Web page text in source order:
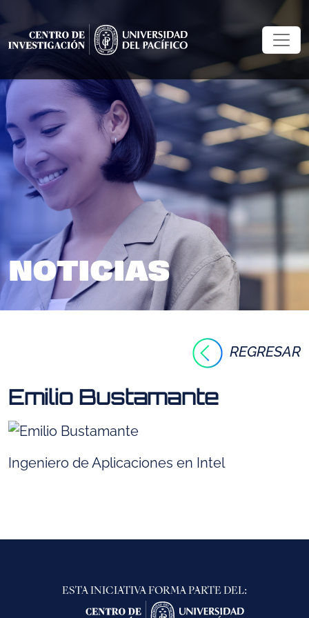
NOTICIAS
REGRESAR
Emilio Bustamante
Ingeniero de Aplicaciones en Intel
ESTA INICIATIVA FORMA PARTE DEL: